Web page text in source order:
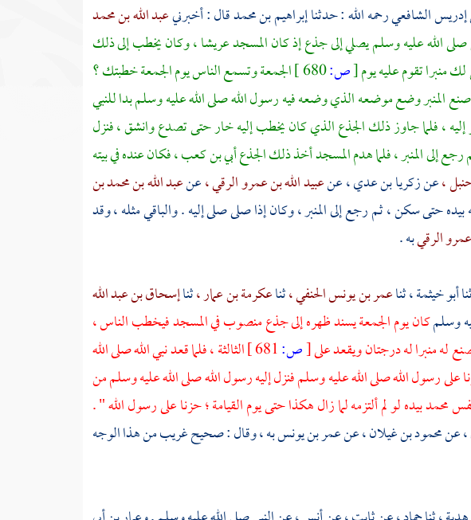
إدريس الشافعيرحمه الله : حدثناإبراهيم بن محمدقال : أخبرنيعبد الله بن محمد
صلى الله عليه وسلم يصلي إلى جذع إذ كان المسجد عريشا ، وكان يخطب إلى ذلك
منبرا تقوم عليه يوم[ص:680 ]
الجمعة وتسمع الناس يوم الجمعة خطبتك ؟
المنبر وضع موضعه الذي وضعه فيه رسول الله صلى الله عليه وسلم بدا للنبي
، فلما جاوز ذلك الجذع الذي كان يخطب إليه خار حتى تصدع وانشق ، فنزل
إلى المنبر ، فلما هدم المسجد أخذ ذلك الجذع أبي بن كعب ، فكان عنده في بيته
،عنزكريا بن عدي ،عنعبيد الله بن عمرو الرقي ،عنعبد الله بن محمد بن
حتى سكن ، ثم رجع إلى المنبر ، وكان إذا صلى صلى إليه . والباقي مثله ، وقد
الرقيبه .
أبو خيثمة ،ثناعمر بن يونس الحنفي ،ثناعكرمة بن عمار ،ثناإسحاق بن عبد الله
وسلمكان يوم الجمعة يسند ظهره إلى جذع منصوب في المسجد فيخطب الناس ،
له منبرا له درجتان ويقعد على[ص:
الثالثة ، فلما قعد نبي الله صلى الله
على رسول الله صلى الله عليه وسلم فنزل إليه رسول الله صلى الله عليه وسلم من
محمدبيده لو لم ألتزمه لما زال هكذا حتى يوم القيامة ؛ حزنا على رسول الله " .
عنمحمود بن غيلان ،عنعمر بن يونسبه ، وقال : صحيح غريب من هذا الوجه